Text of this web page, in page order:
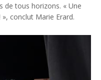
de tous horizons. « Une
», conclut Marie Erard.